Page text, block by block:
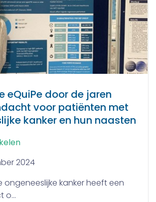
eQuiPe door de jaren
voor patiënten met
kanker en hun naasten
2024
ongeneeslijke kanker heeft een
o...